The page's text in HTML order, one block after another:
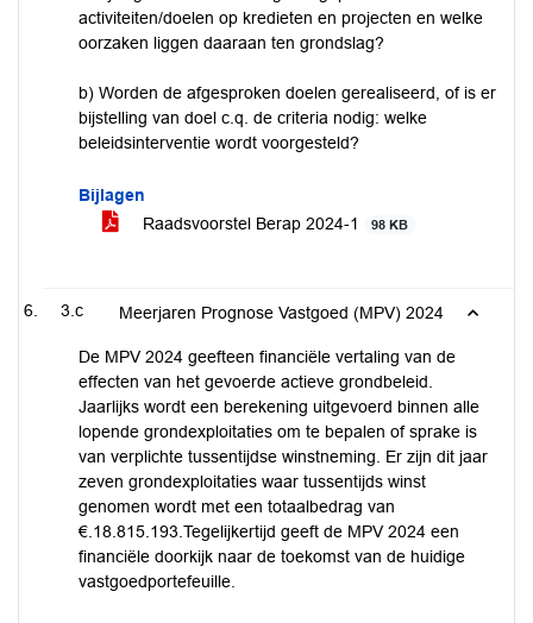
activiteiten/doelen op kredieten en projecten en welke
oorzaken liggen daaraan ten grondslag?
b) Worden de afgesproken doelen gerealiseerd, of is er
bijstelling van doel c.q. de criteria nodig: welke
beleidsinterventie wordt voorgesteld?
Bijlagen
Raadsvoorstel Berap 2024-1
98 KB
3.c Meerjaren Prognose Vastgoed (MPV) 2024
De MPV 2024 geefteen financiële vertaling van de
effecten van het gevoerde actieve grondbeleid.
Jaarlijks wordt een berekening uitgevoerd binnen alle
lopende grondexploitaties om te bepalen of sprake is
van verplichte tussentijdse winstneming. Er zijn dit jaar
zeven grondexploitaties waar tussentijds winst
genomen wordt met een totaalbedrag van
€.18.815.193.Tegelijkertijd geeft de MPV 2024 een
financiële doorkijk naar de toekomst van de huidige
vastgoedportefeuille.